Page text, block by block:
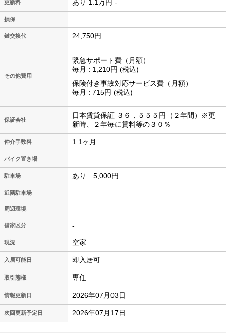
更新料 あり 1.1万円 -
損保
鍵交換代 24,750円
その他費用
緊急サポート費（月額）
毎月
1,210円
税込
保険付き事故対応サービス費（月額）
毎月
715円 税込
保証会社
日本賃貸保証 ３６，５５５円（２年間）※更
新時、２年毎に賃料等の３０％
仲介手数料 1.1ヶ月
バイク置き場
駐車場 あり 5,000円
近隣駐車場
周辺環境
借家区分 -
現況 空家
入居可能日 即入居可
取引態様 専任
情報更新日 2026年07月03日
次回更新予定日 2026年07月17日